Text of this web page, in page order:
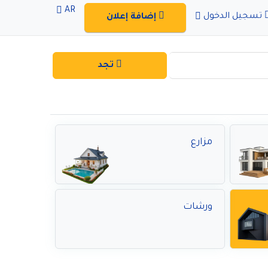
تسجيل الدخول إضافة إعلان
AR
تجد
مزارع
ورشات